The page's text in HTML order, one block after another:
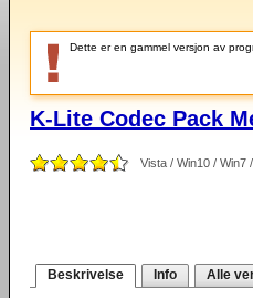
Dette er en gammel versjon av
K-Lite Codec Pack
Vista / Win10 / Win7
Beskrivelse Info Alle